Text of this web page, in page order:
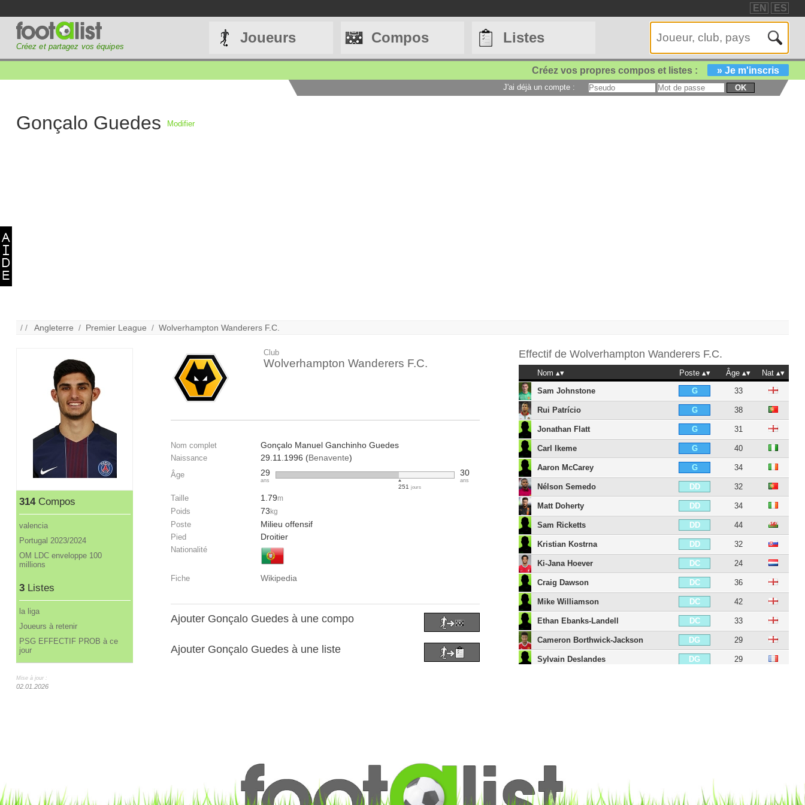
EN ES
Créez et partagez vos équipes
Joueurs Compos Listes
Créez vos propres compos et listes : » Je m'inscris
J'ai déjà un compte : OK
Gonçalo Guedes Modifier
/ /Angleterre / Premier League /Wolverhampton Wanderers F.C.
314Compos
valencia
Portugal 2023/2024
OM LDC enveloppe 100
millions
3Listes
la liga
Joueurs à retenir
PSG EFFECTIF PROB à ce
jour
Mise à jour :
02.01.2026
Club
Wolverhampton Wanderers F.C.
Nom complet Gonçalo Manuel Ganchinho Guedes
Naissance 29.11.1996 (Benavente)
Âge 29
ans
251jours
30
ans
Taille 1.79m
Poids 73 kg
Poste Milieu offensif
Pied Droitier
Nationalité
Fiche Wikipedia
Ajouter Gonçalo Guedes à une compo
Ajouter Gonçalo Guedes à une liste
Effectif de Wolverhampton Wanderers F.C.
Nom Poste Âge
Nat
Sam Johnstone
G 33
Rui Patrício G 38
Jonathan Flatt G 31
Carl Ikeme G 40
Aaron McCarey G 34
Nélson Semedo DD 32
Matt Doherty DD 34
Sam Ricketts DD 44
Kristian Kostrna DD 32
Ki-Jana Hoever DC 24
Craig Dawson DC 36
Mike Williamson DC 42
Ethan Ebanks-Landell DC 33
Cameron Borthwick-Jackson DG 29
Sylvain Deslandes DG 29
Pablo Sarabia MOC